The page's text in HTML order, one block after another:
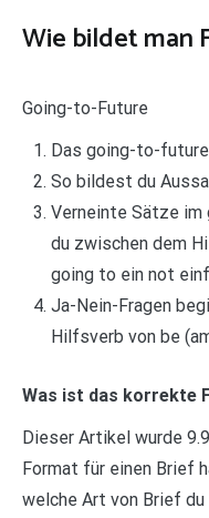
Wie bildet man
Going-to-Future
Das going-to-
So bildest du
Verneinte Sätze
du zwischen dem
going to ein not
Ja-Nein-Fragen
Hilfsverb von be
Was ist das korrekte
Dieser Artikel wurde
Format für einen Brief
welche Art von Brief